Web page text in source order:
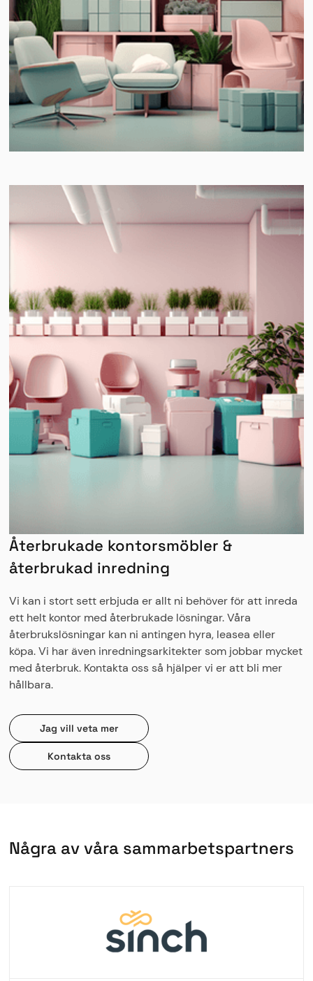
Återbrukade kontorsmöbler &
återbrukad inredning
Vi kan i stort sett erbjuda er allt ni behöver för att inreda
ett helt kontor med återbrukade lösningar. Våra
återbrukslösningar kan ni antingen hyra, leasea eller
köpa. Vi har även inredningsarkitekter som jobbar mycket
med återbruk. Kontakta oss så hjälper vi er att bli mer
hållbara.
Jag vill veta mer
Kontakta oss
Några av våra sammarbetspartners